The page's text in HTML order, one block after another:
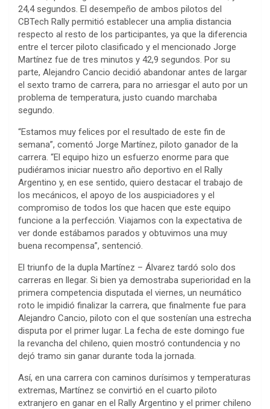
24,4 segundos. El desempeño de ambos pilotos del
CBTech Rally permitió establecer una amplia distancia
respecto al resto de los participantes, ya que la diferencia
entre el tercer piloto clasificado y el mencionado Jorge
Martínez fue de tres minutos y 42,9 segundos. Por su
parte, Alejandro Cancio decidió abandonar antes de largar
el sexto tramo de carrera, para no arriesgar el auto por un
problema de temperatura, justo cuando marchaba
segundo.
“Estamos muy felices por el resultado de este fin de
semana”, comentó Jorge Martínez, piloto ganador de la
carrera. “El equipo hizo un esfuerzo enorme para que
pudiéramos iniciar nuestro año deportivo en el Rally
Argentino y, en ese sentido, quiero destacar el trabajo de
los mecánicos, el apoyo de los auspiciadores y el
compromiso de todos los que hacen que este equipo
funcione a la perfección. Viajamos con la expectativa de
ver donde estábamos parados y obtuvimos una muy
buena recompensa”, sentenció.
El triunfo de la dupla Martínez – Álvarez tardó solo dos
carreras en llegar. Si bien ya demostraba superioridad en la
primera competencia disputada el viernes, un neumático
roto le impidió finalizar la carrera, que finalmente fue para
Alejandro Cancio, piloto con el que sostenían una estrecha
disputa por el primer lugar. La fecha de este domingo fue
la revancha del chileno, quien mostró contundencia y no
dejó tramo sin ganar durante toda la jornada.
Así, en una carrera con caminos durísimos y temperaturas
extremas, Martínez se convirtió en el cuarto piloto
extranjero en ganar en el Rally Argentino y el primer chileno